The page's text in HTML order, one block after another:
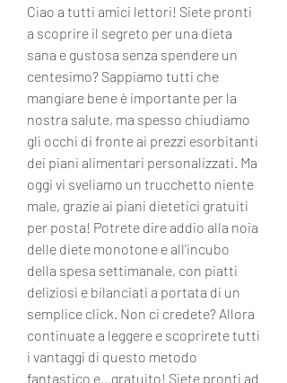
Ciao a tutti amici lettori! Siete pronti
a scoprire il segreto per una dieta
sana e gustosa senza spendere un
centesimo? Sappiamo tutti che
mangiare bene è importante per la
nostra salute, ma spesso chiudiamo
gli occhi di fronte ai prezzi esorbitanti
dei piani alimentari personalizzati. Ma
oggi vi sveliamo un trucchetto niente
male, grazie ai piani dietetici gratuiti
per posta! Potrete dire addio alla noia
delle diete monotone e all'incubo
della spesa settimanale, con piatti
deliziosi e bilanciati a portata di un
semplice click. Non ci credete? Allora
continuate a leggere e scoprirete tutti
i vantaggi di questo metodo
fantastico e…gratuito! Siete pronti ad